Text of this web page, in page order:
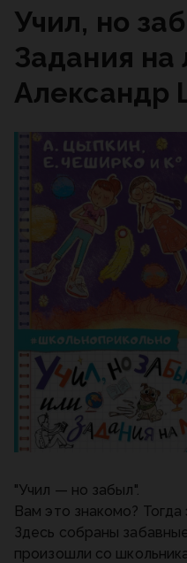
Учил, но
Задания на
Александр
"Учил — но забыл".
Вам это знакомо?
Здесь собраны
произошли со